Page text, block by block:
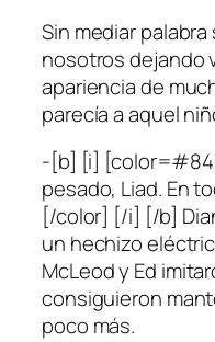
Sin mediar
nosotros dejando
apariencia de
parecía a aquel
-[b] [i]
pesado, Liad. En
[/color] [/i] [/b]
un hechizo
McLeod y Ed
consiguieron
poco más.